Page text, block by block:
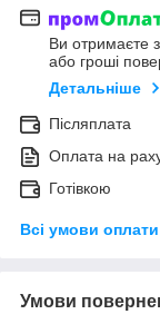
Ви отримаєте
або гроші
Детальніше
Післяплата
Оплата на
Готівкою
Всі умови оплати
Умови